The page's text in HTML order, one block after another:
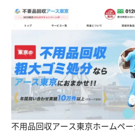
不用品回収アース東京ホームペ